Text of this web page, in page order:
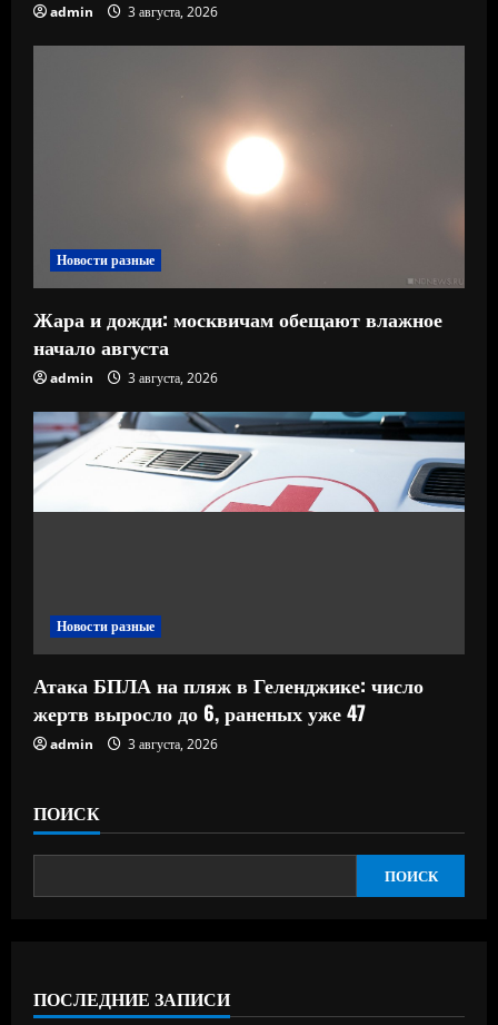
admin 3 августа, 2026
Новости разные
Жара и дожди: москвичам обещают влажное
начало августа
admin 3 августа, 2026
Новости разные
Атака БПЛА на пляж в Геленджике: число
жертв выросло до 6, раненых уже 47
admin 3 августа, 2026
ПОИСК
ПОИСК
ПОСЛЕДНИЕ ЗАПИСИ